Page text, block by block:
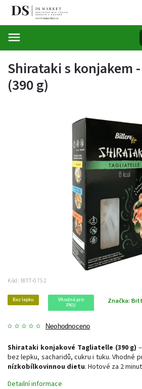
Shirataki s konjakem
(390 g)
Kód: BITT-0752
Bez lepku Vhodné pro
PKU
Neohodnoceno
Značka:
Shirataki konjakové Tagliatelle (390 g)
bez lepku, sacharidů, cukru i tuku. Vhodné
nízkobílkovinnou dietu. Hotové za 2
Detailní informace